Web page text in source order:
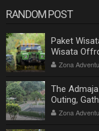
RANDOM POST
Paket
Wisata
Zona
The
Outing,
Zona